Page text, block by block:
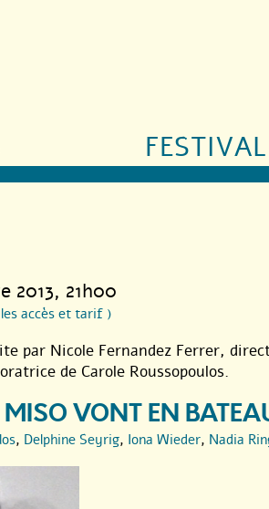
2013, 21h00
accès et tarif )
par Nicole Fernandez Ferrer,
de Carole Roussopoulos.
VONT EN
, Delphine Seyrig, Iona Wieder, Nadia